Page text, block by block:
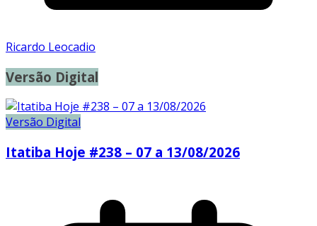
Ricardo Leocadio
Versão Digital
Versão Digital
Itatiba Hoje #238 – 07 a 13/08/2026